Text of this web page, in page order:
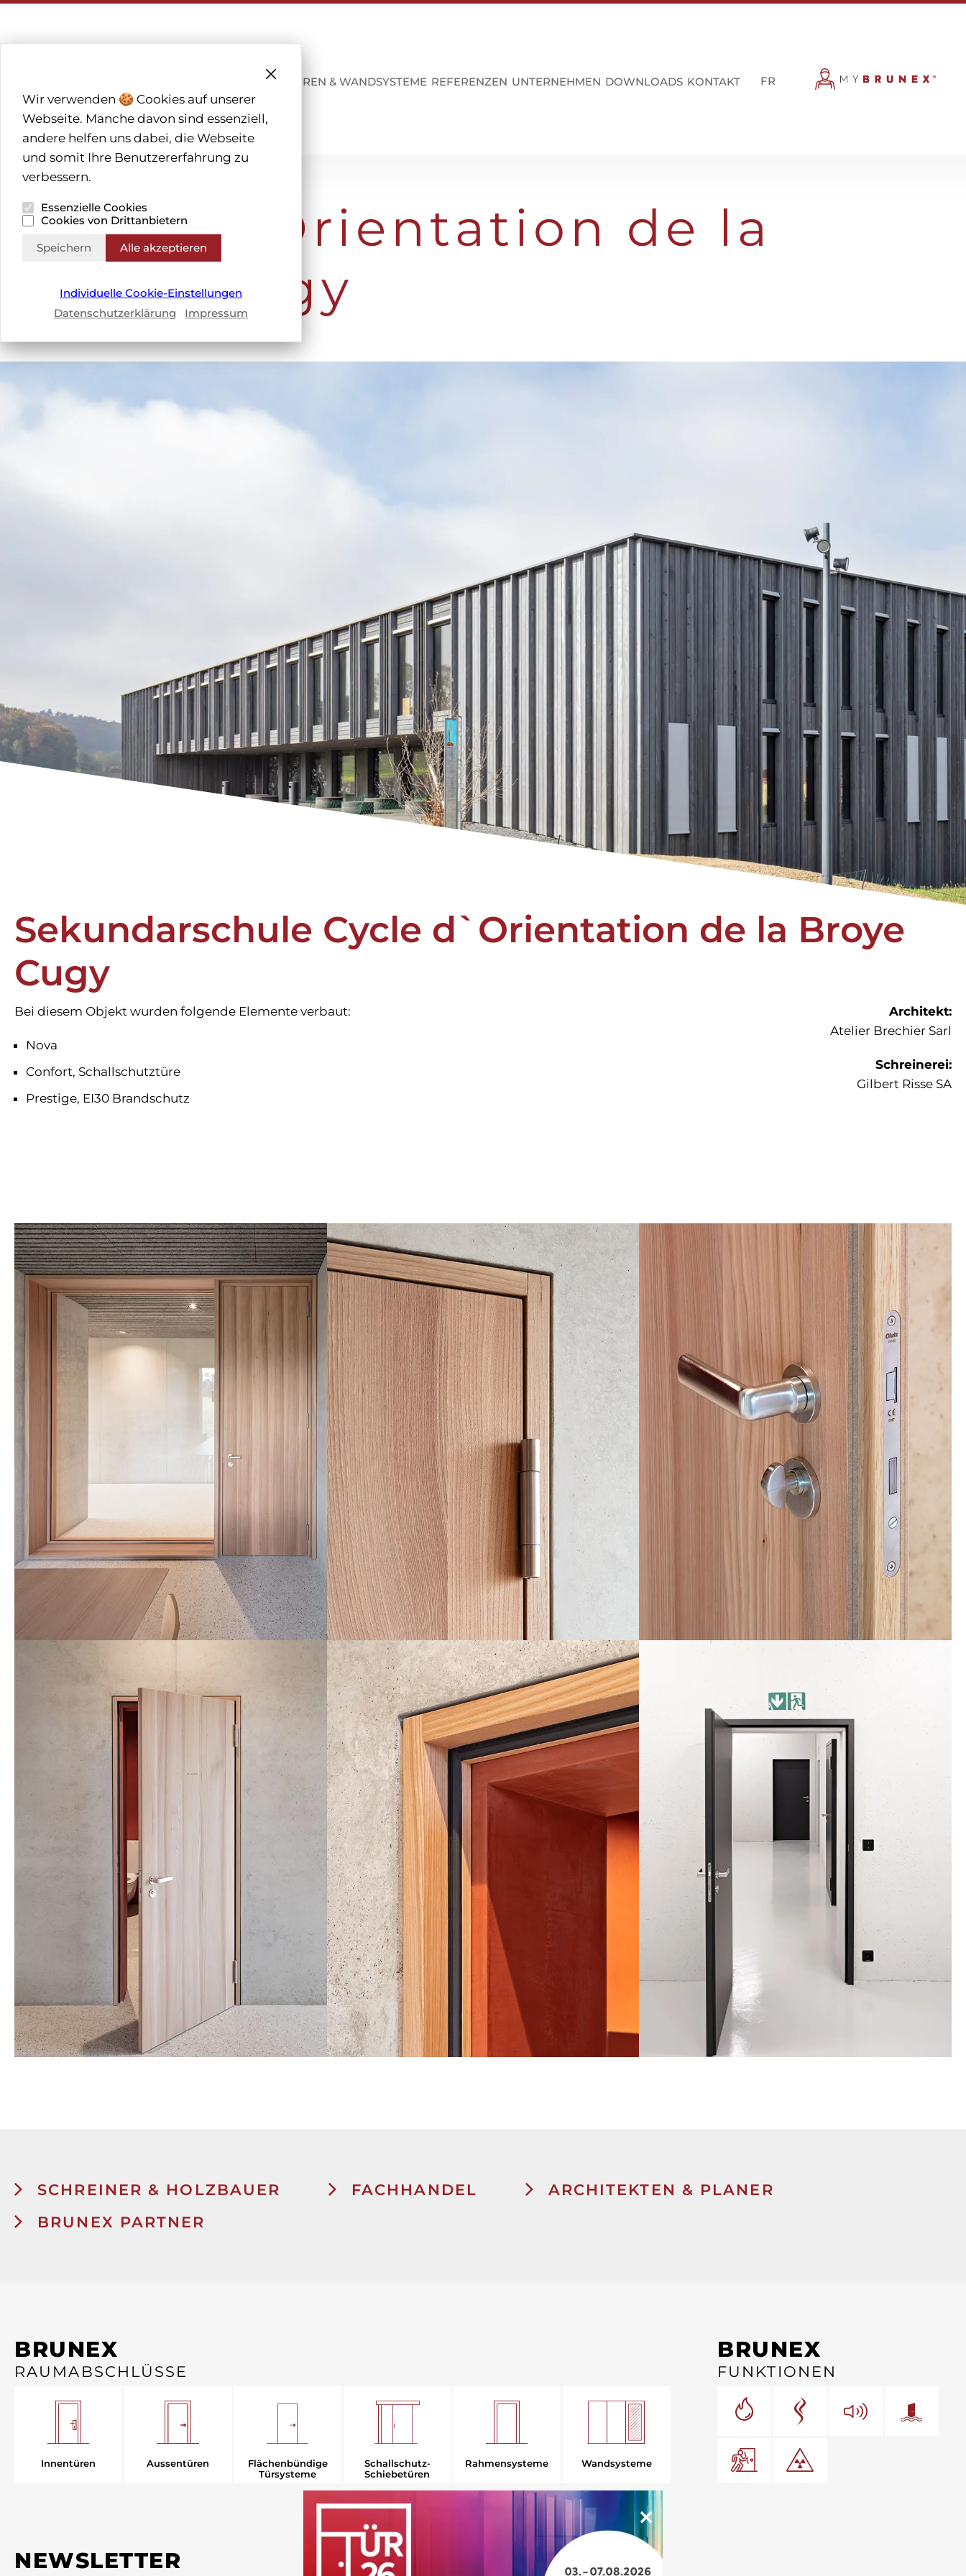
Wir verwenden 🍪 Cookies auf unserer
Webseite. Manche davon sind essenziell,
andere helfen uns dabei, die Webseite
und somit Ihre Benutzererfahrung zu
verbessern.
Essenzielle Cookies
Cookies von Drittanbietern
Speichern
Alle akzeptieren
Individuelle Cookie-Einstellungen
Datenschutzerklärung
Impressum
THEMENWELTEN TÜREN & WANDSYSTEME REFERENZEN UNTERNEHMEN DOWNLOADS KONTAKT FR
Cycle d`Orientation de la
Broye Cugy
Sekundarschule Cycle d`Orientation de la Broye
Cugy
Bei diesem Objekt wurden folgende Elemente verbaut:
Nova
Confort, Schallschutztüre
Prestige, EI30 Brandschutz
Architekt:
Atelier Brechier Sarl
Schreinerei:
Gilbert Risse SA
×
SCHREINER & HOLZBAUER FACHHANDEL
ARCHITEKTEN & PLANER
BRUNEX PARTNER
BRUNEX
RAUMABSCHLÜSSE
Innentüren Aussentüren
Flächenbündige
Türsysteme
Schallschutz-
Schiebetüren
Rahmensysteme Wandsysteme
BRUNEX
FUNKTIONEN
NEWSLETTER